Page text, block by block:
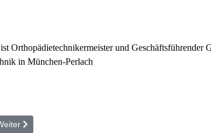
Orthopädietechnikermeister und Geschäftsführender
in München-Perlach
»Ohne meine Schiene hätte ich nicht so schnell
Beitrag: Zweischalen-Orthese: Jedes Modell ist